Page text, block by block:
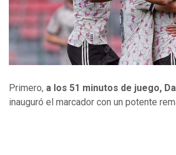
Primero, a los 51 minutos de juego,
inauguró el marcador con un potente